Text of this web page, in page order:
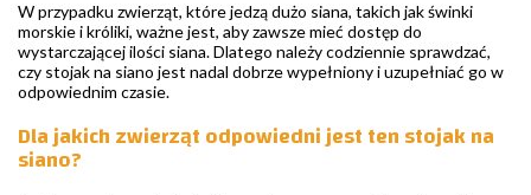
W przypadku zwierząt, które jedzą dużo siana, takich jak świnki
morskie i króliki, ważne jest, aby zawsze mieć dostęp do
wystarczającej ilości siana. Dlatego należy codziennie sprawdzać,
czy stojak na siano jest nadal dobrze wypełniony i uzupełniać go w
odpowiednim czasie.
Dla jakich zwierząt odpowiedni jest ten stojak na
siano?